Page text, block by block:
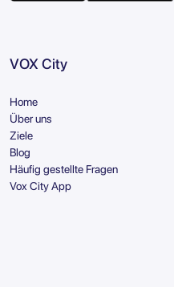
VOX City
Home
Über uns
Ziele
Blog
Häufig gestellte Fragen
Vox City App